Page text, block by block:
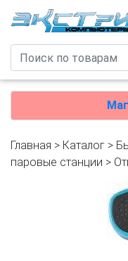
Главная > Каталог >
паровые станции >